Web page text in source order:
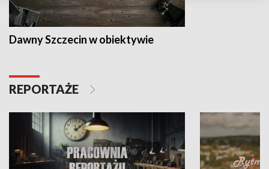
Dawny Szczecin w obiektywie
REPORTAŻE